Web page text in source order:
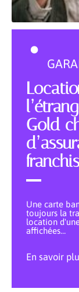
Gold
Une carte
toujours la
location
affichées…
En savoir